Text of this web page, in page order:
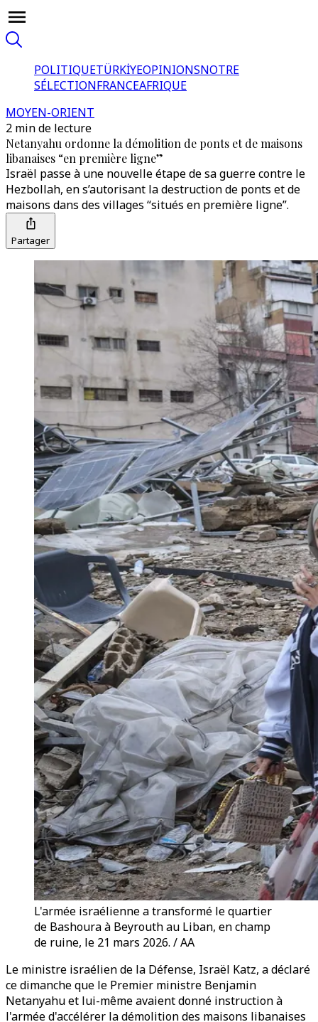
POLITIQUETÜRKİYEOPINIONSNOTRE
SÉLECTIONFRANCEAFRIQUE
MOYEN-ORIENT
2 min de lecture
Netanyahu ordonne la démolition de ponts et de maisons
libanaises “en première ligne”
Israël passe à une nouvelle étape de sa guerre contre le
Hezbollah, en s’autorisant la destruction de ponts et de
maisons dans des villages “situés en première ligne”.
Partager
L'armée israélienne a transformé le quartier
de Bashoura à Beyrouth au Liban, en champ
de ruine, le 21 mars 2026. / AA
Le ministre israélien de la Défense, Israël Katz, a déclaré
ce dimanche que le Premier ministre Benjamin
Netanyahu et lui-même avaient donné instruction à
l'armée d'accélérer la démolition des maisons libanaises